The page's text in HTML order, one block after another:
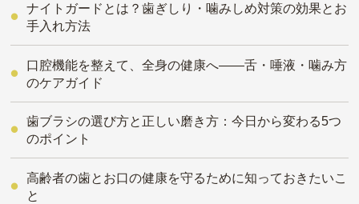
ナイトガードとは？歯ぎしり・噛みしめ対策の効果とお
手入れ方法
口腔機能を整えて、全身の健康へ――舌・唾液・噛み方
のケアガイド
歯ブラシの選び方と正しい磨き方：今日から変わる5つ
のポイント
高齢者の歯とお口の健康を守るために知っておきたいこ
と